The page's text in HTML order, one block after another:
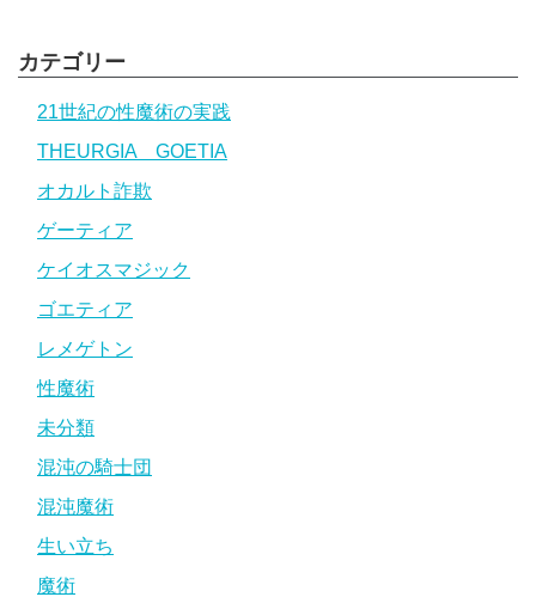
カテゴリー
21世紀の性魔術の実践
THEURGIA GOETIA
オカルト詐欺
ゲーティア
ケイオスマジック
ゴエティア
レメゲトン
性魔術
未分類
混沌の騎士団
混沌魔術
生い立ち
魔術